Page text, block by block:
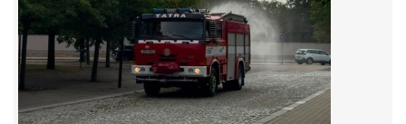
hasicikoterov@email.cz
© 2026 eStránky.cz |RSS|WebSlice | Tisk|Aktualizováno: 4. 8. 2026
Nahoru ↑